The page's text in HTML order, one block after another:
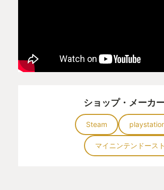
ショップ・メーカ
Steam
マイニンテンドース